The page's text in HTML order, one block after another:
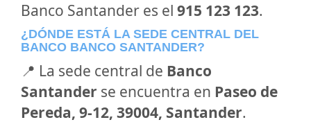
Banco Santander es el 915 123 123.
¿DÓNDE ESTÁ LA SEDE CENTRAL DEL
BANCO BANCO SANTANDER?
📍 La sede central de Banco
Santander se encuentra en Paseo de
Pereda, 9-12, 39004, Santander.